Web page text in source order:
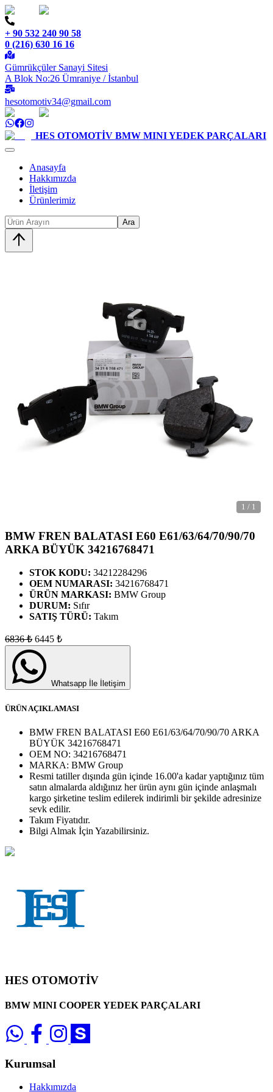
+ 90 532 240 90 58
0 (216) 630 16 16
Gümrükçüler Sanayi Sitesi
A Blok No:26 Ümraniye / İstanbul
hesotomotiv34@gmail.com
HES OTOMOTİV BMW MINI YEDEK PARÇALARI
Anasayfa
Hakkımızda
İletişim
Ürünlerimiz
Ara
1 / 1
BMW FREN BALATASI E60 E61/63/64/70/90/70
ARKA BÜYÜK 34216768471
STOK KODU: 34212284296
OEM NUMARASI: 34216768471
ÜRÜN MARKASI: BMW Group
DURUM: Sıfır
SATIŞ TÜRÜ: Takım
6836₺ 6445 ₺
Whatsapp İle İletişim
ÜRÜN AÇIKLAMASI
BMW FREN BALATASI E60 E61/63/64/70/90/70 ARKA
BÜYÜK 34216768471
OEM NO: 34216768471
MARKA: BMW Group
Resmi tatiller dışında gün içinde 16.00'a kadar yaptığınız tüm
satın almalarda aldığınız her ürün aynı gün içinde anlaşmalı
kargo şirketine teslim edilerek indirimli bir şekilde adresinize
sevk edilir.
Takım Fiyatıdır.
Bilgi Almak İçin Yazabilirsiniz.
HES OTOMOTİV
BMW MINI COOPER YEDEK PARÇALARI
Kurumsal
Hakkımızda